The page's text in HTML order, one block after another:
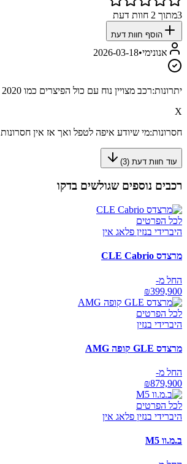
3מתוך 2 חוות דעת
הוסף חוות דעת
אנונימי•
2026-03-18
יתרונות:רכב מצויין נוח עם כול הפיצרים כמו 2020
X
חסרונות:מי שיודע איפה לטפל ואך אז אין חסרונות
עוד חוות דעת (3
)
רכבים נוספים שגולשים בדקו
לכל הפרטים
היברידי בנזין פלאג אין
מרצדס CLE Cabrio
החל מ-
₪399,900
לכל הפרטים
היברידי בנזין
מרצדס GLE קופה AMG
החל מ-
₪879,900
לכל הפרטים
היברידי בנזין פלאג אין
ב.מ.וו M5